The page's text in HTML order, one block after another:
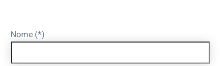
Nome (*)